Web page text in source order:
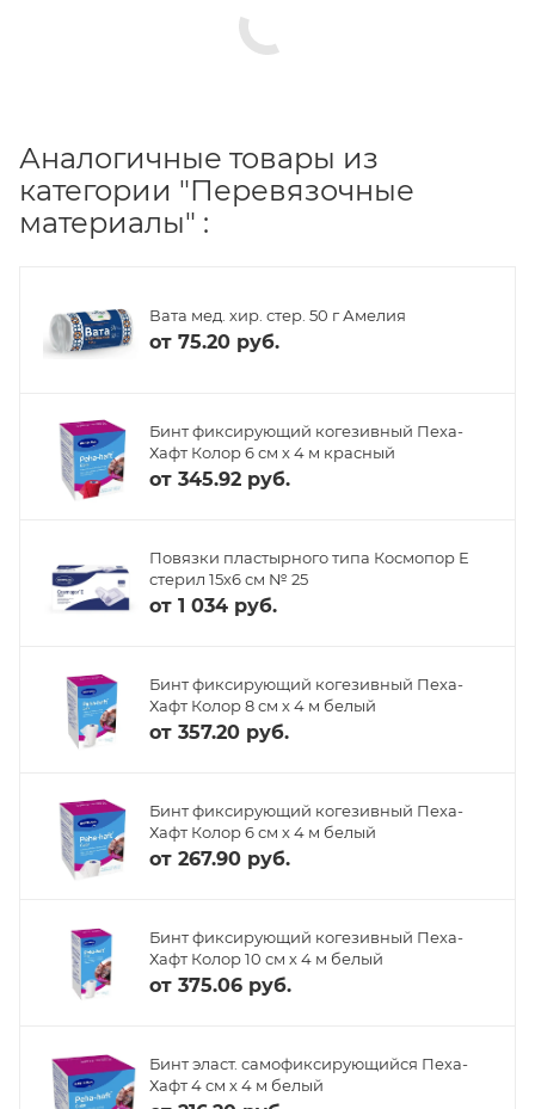
Аналогичные товары из
категории "Перевязочные
материалы" :
Вата мед. хир. стер. 50 г Амелия
от 75.20 руб.
Бинт фиксирующий когезивный Пеха-
Хафт Колор 6 см х 4 м красный
от 345.92 руб.
Повязки пластырного типа Космопор Е
стерил 15х6 см № 25
от 1 034 руб.
Бинт фиксирующий когезивный Пеха-
Хафт Колор 8 см х 4 м белый
от 357.20 руб.
Бинт фиксирующий когезивный Пеха-
Хафт Колор 6 см х 4 м белый
от 267.90 руб.
Бинт фиксирующий когезивный Пеха-
Хафт Колор 10 см х 4 м белый
от 375.06 руб.
Бинт эласт. самофиксирующийся Пеха-
Хафт 4 см х 4 м белый